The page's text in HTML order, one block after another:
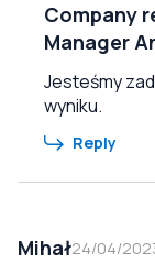
Company
Manager
Jesteśmy
wyniku.
Reply
Mihał24/04/